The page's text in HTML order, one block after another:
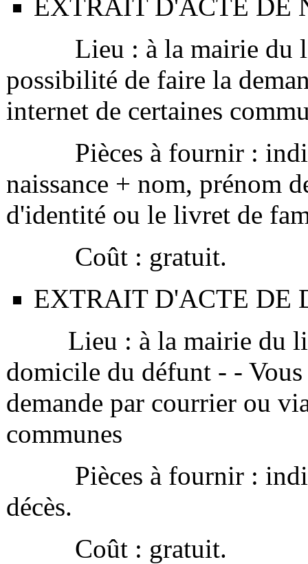
EXTRAIT D'ACTE DE
Lieu : à la mairie du
possibilité de faire la
internet de certaines
Pièces à fournir :
naissance + nom, prénom
d'identité ou le livret de
Coût : gratuit.
EXTRAIT D'ACTE DE
Lieu : à la mairie du
domicile du défunt - -
demande par courrier ou
communes
Pièces à fournir :
décès.
Coût : gratuit.